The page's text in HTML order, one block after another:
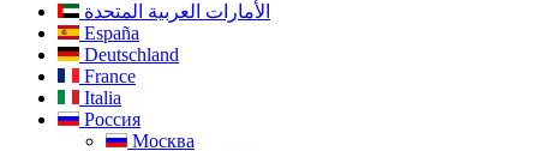
الأمارات العربية المتحدة
España
Deutschland
France
Italia
Россия
Москва